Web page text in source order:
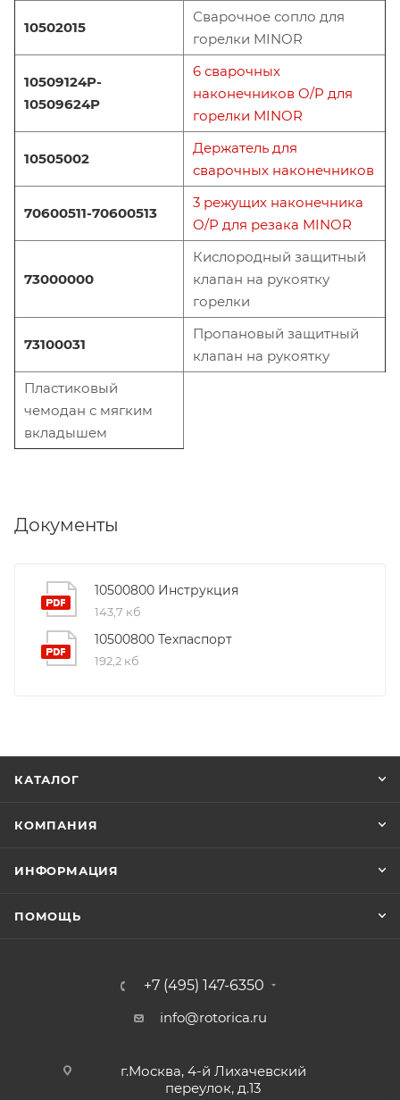
10502015
Сварочное сопло для
горелки MINOR
10509124P-
10509624P
6 сварочных
наконечников O/P для
горелки MINOR
10505002
Держатель для
сварочных наконечников
70600511-70600513
3 режущих наконечника
O/P для резака MINOR
73000000
Кислородный защитный
клапан на рукоятку
горелки
73100031
Пропановый защитный
клапан на рукоятку
Пластиковый
чемодан с мягким
вкладышем
Документы
10500800 Инструкция
143,7 кб
10500800 Техпаспорт
192,2 кб
КАТАЛОГ
КОМПАНИЯ
ИНФОРМАЦИЯ
ПОМОЩЬ
+7 (495) 147-6350
info@rotorica.ru
г.Москва, 4-й Лихачевский
переулок, д.13